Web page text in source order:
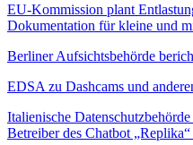
EU-Kommission plant
Dokumentation für kleine und
Berliner Aufsichtsbehörde
EDSA zu Dashcams und
Italienische
Betreiber des Chatbot „Replika“